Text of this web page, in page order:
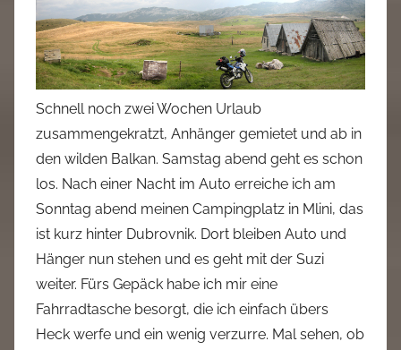
Schnell noch zwei Wochen Urlaub
zusammengekratzt, Anhänger gemietet und ab in
den wilden Balkan. Samstag abend geht es schon
los. Nach einer Nacht im Auto erreiche ich am
Sonntag abend meinen Campingplatz in Mlini, das
ist kurz hinter Dubrovnik. Dort bleiben Auto und
Hänger nun stehen und es geht mit der Suzi
weiter. Fürs Gepäck habe ich mir eine
Fahrradtasche besorgt, die ich einfach übers
Heck werfe und ein wenig verzurre. Mal sehen, ob